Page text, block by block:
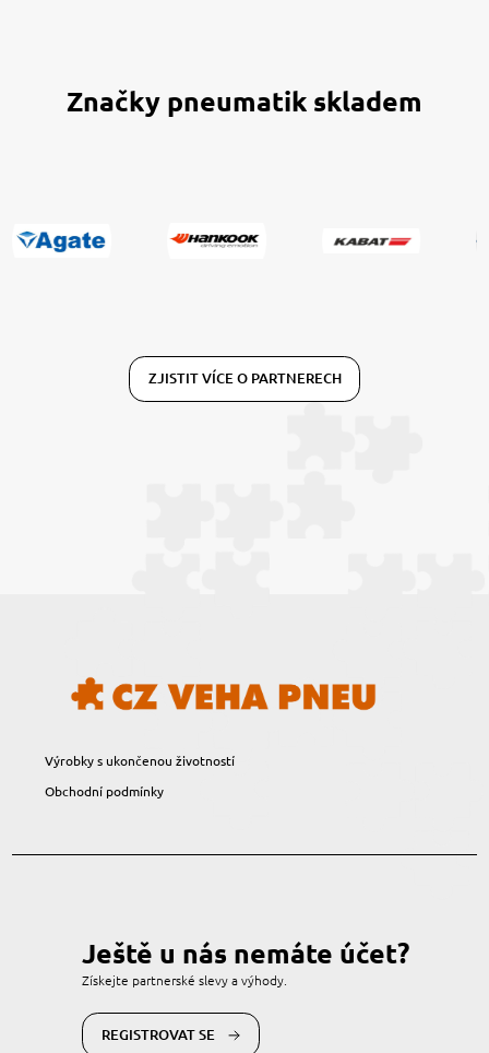
Značky pneumatik skladem
ZJISTIT VÍCE O PARTNERECH
Výrobky s ukončenou životností
Obchodní podmínky
Ještě u nás nemáte účet?
Získejte partnerské slevy a výhody.
REGISTROVAT SE